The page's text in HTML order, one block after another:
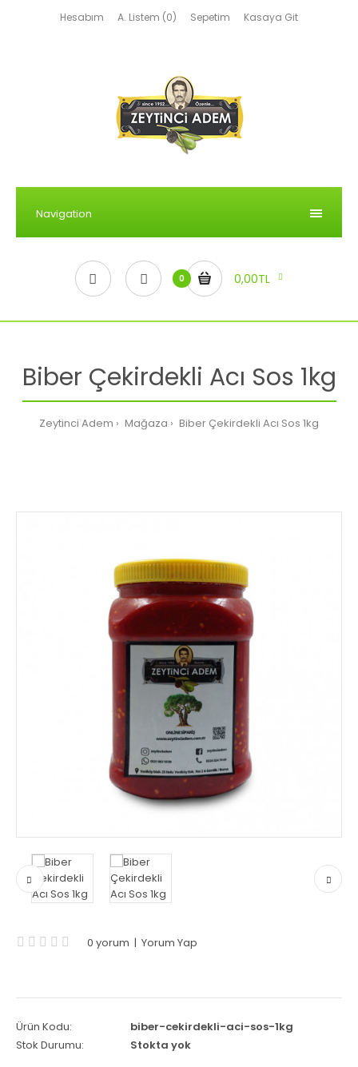
Hesabım A. Listem (0) Sepetim Kasaya Git
Navigation
0 0,00TL
Biber Çekirdekli Acı Sos 1kg
Zeytinci Adem Mağaza Biber Çekirdekli Acı Sos 1kg
0 yorum | Yorum Yap
Ürün Kodu:
biber-cekirdekli-aci-sos-1kg
Stok Durumu:
Stokta yok